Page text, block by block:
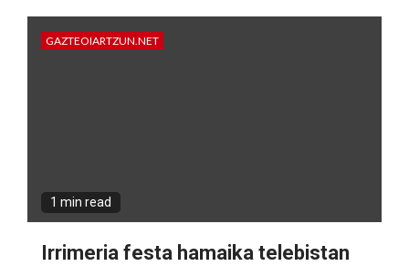
GAZTEOIARTZUN.NET
1 min read
Irrimeria festa hamaika telebistan